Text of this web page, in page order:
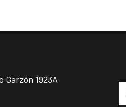
Garzón 1923A